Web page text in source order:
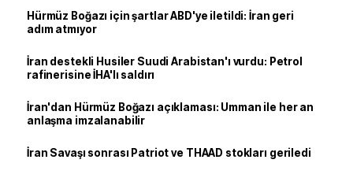
Hürmüz Boğazı için şartlar ABD'ye iletildi: İran geri
adım atmıyor
İran destekli Husiler Suudi Arabistan'ı vurdu: Petrol
rafinerisine İHA'lı saldırı
İran'dan Hürmüz Boğazı açıklaması: Umman ile her an
anlaşma imzalanabilir
İran Savaşı sonrası Patriot ve THAAD stokları geriledi